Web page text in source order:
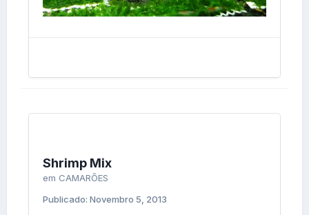
Shrimp Mix
em CAMARÕES
Publicado: Novembro 5, 2013